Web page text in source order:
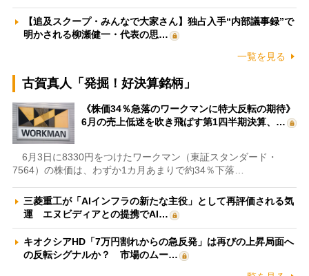
【追及スクープ・みんなで大家さん】独占入手“内部議事録”で
明かされる柳瀬健一・代表の思…
一覧を見る
古賀真人「発掘！好決算銘柄」
《株価34％急落のワークマンに特大反転の期待》
6月の売上低迷を吹き飛ばす第1四半期決算、…
6月3日に8330円をつけたワークマン（東証スタンダード・
7564）の株価は、わずか1カ月あまりで約34％下落…
三菱重工が「AIインフラの新たな主役」として再評価される気
運 エヌビディアとの提携でAI…
キオクシアHD「7万円割れからの急反発」は再びの上昇局面へ
の反転シグナルか？ 市場のムー…